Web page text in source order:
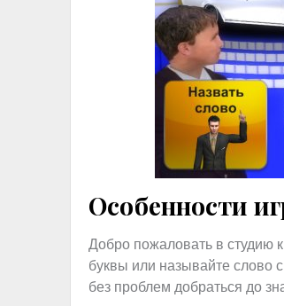
Особенности
Добро пожаловать в студию
буквы или называйте слово
без проблем добраться до